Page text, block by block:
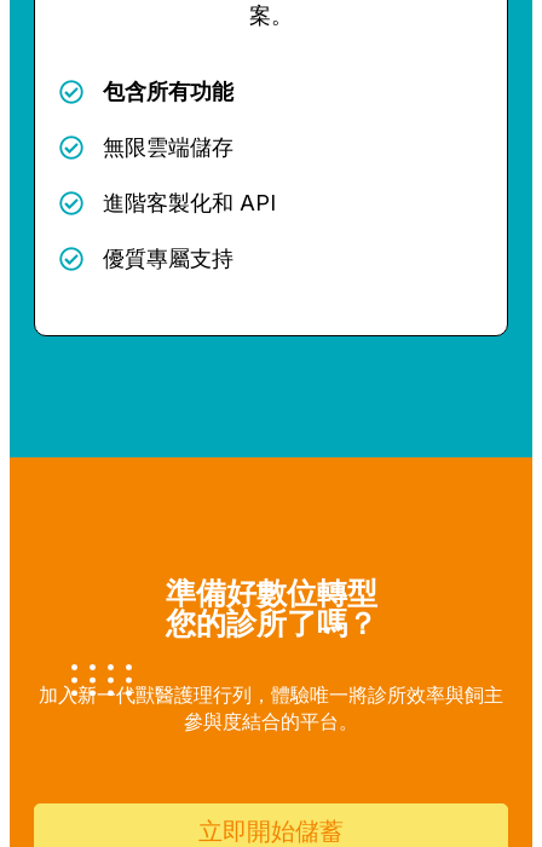
案。
包含所有功能
無限雲端儲存
進階客製化和 API
優質專屬支持
準備好數位轉型
您的診所了嗎？
加入新一代獸醫護理行列，體驗唯一將診所效率與飼主
參與度結合的平台。
立即開始儲蓄